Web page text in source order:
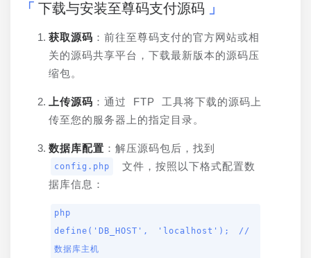
下载与安装至尊码支付源码
获取源码 ：前往至尊码支付的官方网站或相
关的源码共享平台，下载最新版本的源码压
缩包。
上传源码 ：通过 FTP 工具将下载的源码上
传至您的服务器上的指定目录。
数据库配置 ：解压源码包后，找到
config.php
文件，按照以下格式配置数
据库信息：
php
define('DB_HOST', 'localhost'); //
数据库主机